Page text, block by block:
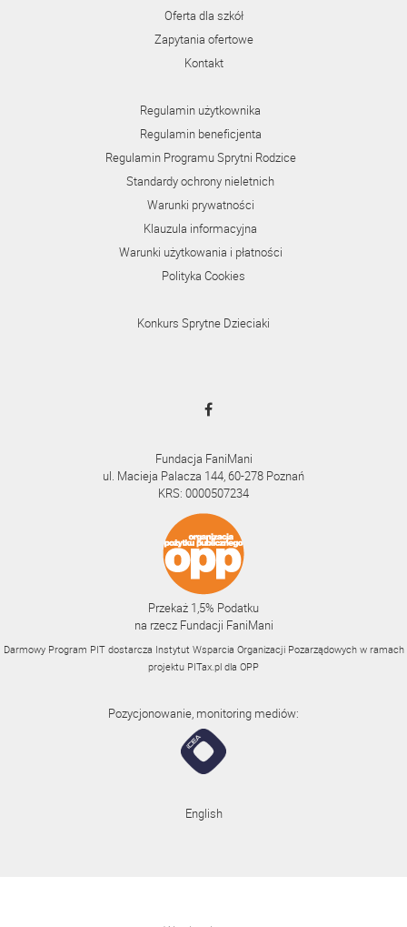
Oferta dla szkół
Zapytania ofertowe
Kontakt
Regulamin użytkownika
Regulamin beneficjenta
Regulamin Programu Sprytni Rodzice
Standardy ochrony nieletnich
Warunki prywatności
Klauzula informacyjna
Warunki użytkowania i płatności
Polityka Cookies
Konkurs Sprytne Dzieciaki
Fundacja FaniMani
ul. Macieja Palacza 144, 60-278 Poznań
KRS: 0000507234
Przekaż 1,5% Podatku
na rzecz Fundacji FaniMani
Darmowy Program PIT dostarcza Instytut Wsparcia Organizacji Pozarządowych w ramach
projektu PITax.pl dla OPP
Pozycjonowanie, monitoring mediów:
English